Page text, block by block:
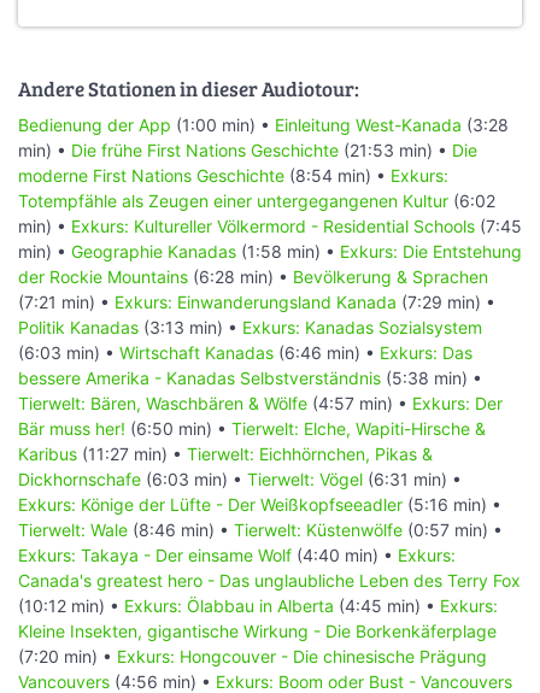
Andere Stationen in dieser Audiotour:
Bedienung der App (1:00 min) • Einleitung West-Kanada (3:28
min) • Die frühe First Nations Geschichte (21:53 min) • Die
moderne First Nations Geschichte (8:54 min) • Exkurs:
Totempfähle als Zeugen einer untergegangenen Kultur (6:02
min) • Exkurs: Kultureller Völkermord - Residential Schools (7:45
min) • Geographie Kanadas (1:58 min) • Exkurs: Die Entstehung
der Rockie Mountains (6:28 min) • Bevölkerung & Sprachen
(7:21 min) • Exkurs: Einwanderungsland Kanada (7:29 min) •
Politik Kanadas (3:13 min) • Exkurs: Kanadas Sozialsystem
(6:03 min) • Wirtschaft Kanadas (6:46 min) • Exkurs: Das
bessere Amerika - Kanadas Selbstverständnis (5:38 min) •
Tierwelt: Bären, Waschbären & Wölfe (4:57 min) • Exkurs: Der
Bär muss her! (6:50 min) • Tierwelt: Elche, Wapiti-Hirsche &
Karibus (11:27 min) • Tierwelt: Eichhörnchen, Pikas &
Dickhornschafe (6:03 min) • Tierwelt: Vögel (6:31 min) •
Exkurs: Könige der Lüfte - Der Weißkopfseeadler (5:16 min) •
Tierwelt: Wale (8:46 min) • Tierwelt: Küstenwölfe (0:57 min) •
Exkurs: Takaya - Der einsame Wolf (4:40 min) • Exkurs:
Canada's greatest hero - Das unglaubliche Leben des Terry Fox
(10:12 min) • Exkurs: Ölabbau in Alberta (4:45 min) • Exkurs:
Kleine Insekten, gigantische Wirkung - Die Borkenkäferplage
(7:20 min) • Exkurs: Hongcouver - Die chinesische Prägung
Vancouvers (4:56 min) • Exkurs: Boom oder Bust - Vancouvers